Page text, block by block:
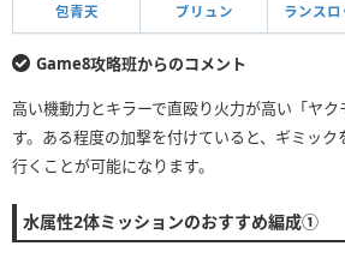
包青天 ブリュン ランスロ
Game8攻略班からのコメント
高い機動力とキラーで直殴り火力が高い「ヤ
す。ある程度の加撃を付けていると、ギミッ
行くことが可能になります。
水属性2体ミッションのおすすめ編成①